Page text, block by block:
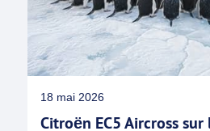
18 mai 2026
Citroën EC5 Aircross